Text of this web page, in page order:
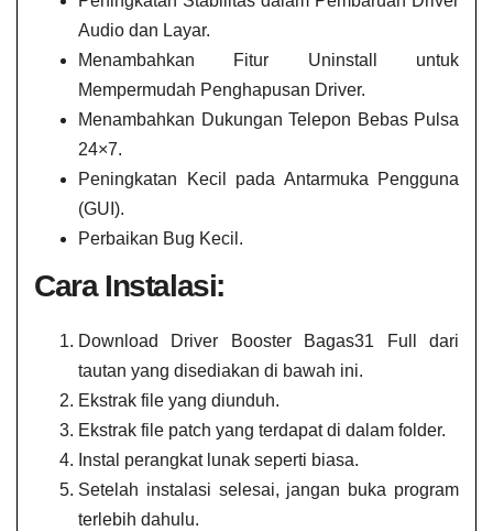
Audio dan Layar.
Menambahkan Fitur Uninstall untuk
Mempermudah Penghapusan Driver.
Menambahkan Dukungan Telepon Bebas Pulsa
24×7.
Peningkatan Kecil pada Antarmuka Pengguna
(GUI).
Perbaikan Bug Kecil.
Cara Instalasi:
Download Driver Booster Bagas31 Full dari
tautan yang disediakan di bawah ini.
Ekstrak file yang diunduh.
Ekstrak file patch yang terdapat di dalam folder.
Instal perangkat lunak seperti biasa.
Setelah instalasi selesai, jangan buka program
terlebih dahulu.